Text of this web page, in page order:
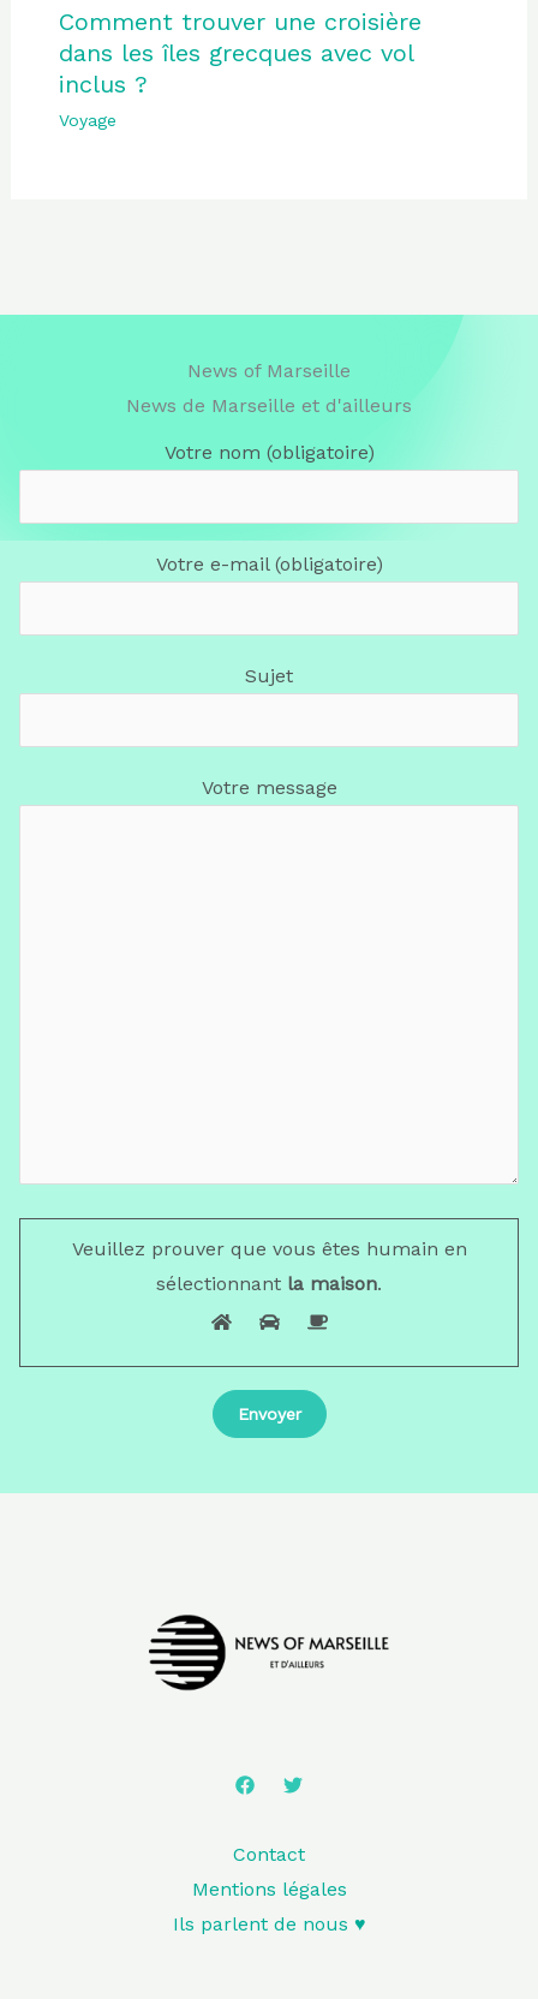
Comment trouver une croisière
dans les îles grecques avec vol
inclus ?
Voyage
News of Marseille
News de Marseille et d'ailleurs
Votre nom (obligatoire)
Votre e-mail (obligatoire)
Sujet
Votre message
Veuillez prouver que vous êtes humain en
sélectionnant la maison.
Contact
Mentions légales
Ils parlent de nous ♥️